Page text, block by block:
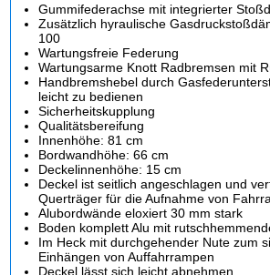
Gummifederachse mit integrierter
Zusätzlich hyraulische
100
Wartungsfreie Federung
Wartungsarme Knott Radbremsen mit
Handbremshebel durch
leicht zu bedienen
Sicherheitskupplung
Qualitätsbereifung
Innenhöhe: 81 cm
Bordwandhöhe: 66 cm
Deckelinnenhöhe: 15 cm
Deckel ist seitlich angeschlagen und
Querträger für die Aufnahme von
Alubordwände eloxiert 30 mm stark
Boden komplett Alu mit
Im Heck mit durchgehender Nute zum
Einhängen von Auffahrrampen
Deckel lässt sich leicht abnehmen